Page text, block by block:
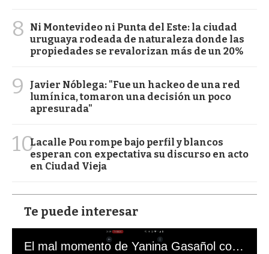
8
Ni Montevideo ni Punta del Este: la ciudad
uruguaya rodeada de naturaleza donde las
propiedades se revalorizan más de un 20%
9
Javier Nóblega: "Fue un hackeo de una red
lumínica, tomaron una decisión un poco
apresurada"
10Lacalle Pou rompe bajo perfil y blancos
esperan con expectativa su discurso en acto
en Ciudad Vieja
Te puede interesar
El mal momento de Yanina Gasañol con un hincha argentino en "Subrayado"